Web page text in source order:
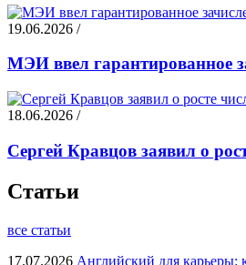
19.06.2026 /
МЭИ ввел гарантированное
18.06.2026 /
Сергей Кравцов заявил о
Статьи
все статьи
17.07.2026 Английский для карьеры: